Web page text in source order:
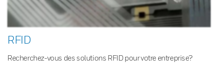
RFID
Recherchez-vous des solutions RFID pour votre entreprise?